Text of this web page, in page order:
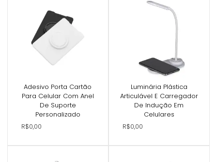
Adesivo Porta Cartão
Para Celular Com Anel
De Suporte
Personalizado
R$0,00
Luminária Plástica
Articulável E Carregador
De Indução Em
Celulares
R$0,00